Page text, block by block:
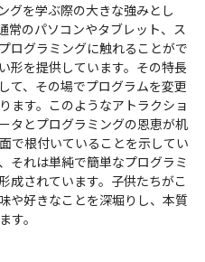
グを学ぶ際の大きな強みとし
常のパソコンやタブレット、ス
ログラミングに触れることがで
形を提供しています。その特長
て、その場でプログラムを変更
ます。このようなアトラクショ
タとプログラミングの恩恵が机
で根付いていることを示してい
それは単純で簡単なプログラミ
成されています。子供たちがこ
や好きなことを深堀りし、本質
す。